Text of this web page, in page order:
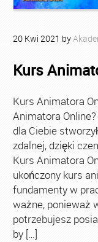
20 Kwi 2021 by
Kurs
Kurs Animatora
Animatora
dla Ciebie
zdalnej, dzięki
Kurs Animatora
ukończony kurs
fundamenty w
ważne, ponieważ
potrzebujesz
by […]